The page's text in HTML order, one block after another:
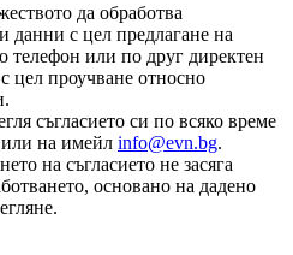
да обработва
данни с цел предлагане на
телефон или по друг директен
цел проучване относно
съгласието си по всяко време
на имейл info@evn.bg.
на съгласието не засяга
основано на дадено